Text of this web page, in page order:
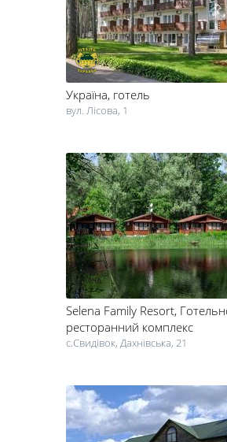
дізнаєтеся про те, які є бази відпочинку в
проживання, розважальні заходи та інші
відпочинку.
Україна, готель
вул. Лісова, 1
Selena Family Resort,
ресторанний комплекс
c.Свидівок, Дахнівська, 21